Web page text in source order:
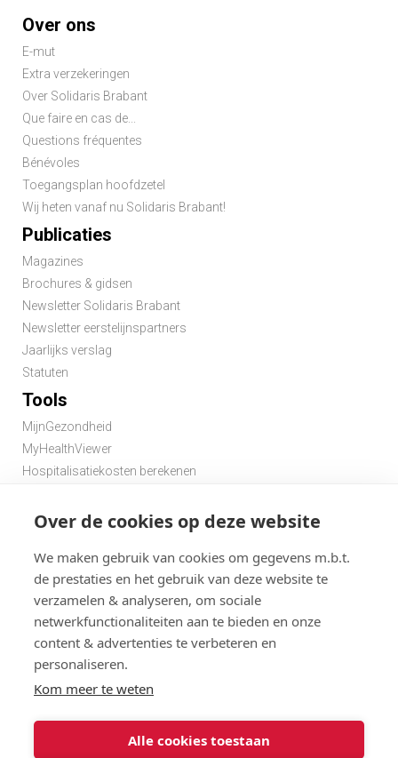
Over de cookies op deze website
We maken gebruik van cookies om gegevens m.b.t.
de prestaties en het gebruik van deze website te
verzamelen & analyseren, om sociale
netwerkfunctionaliteiten aan te bieden en onze
content & advertenties te verbeteren en
personaliseren.
Kom meer te weten
Alle cookies toestaan
Footer
menu
Over ons
E-mut
Extra verzekeringen
Over Solidaris Brabant
Que faire en cas de...
Questions fréquentes
Bénévoles
Toegangsplan hoofdzetel
Wij heten vanaf nu Solidaris Brabant!
Publicaties
Magazines
Brochures & gidsen
Newsletter Solidaris Brabant
Newsletter eerstelijnspartners
Jaarlijks verslag
Statuten
Tools
MijnGezondheid
MyHealthViewer
Hospitalisatiekosten berekenen
Zoek een apotheek in de buurt
@ 2026
Disclaimer
Menu
Solidaris Brabant Verzekeringen : gebruiksvoorwaarden en